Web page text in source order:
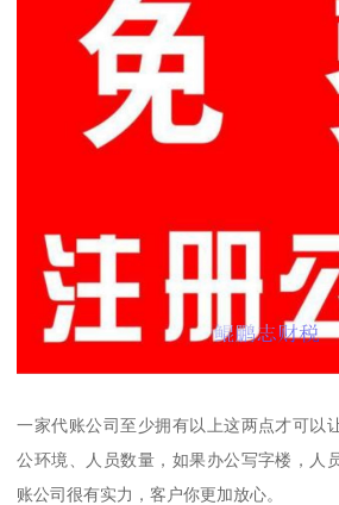
一家代账公司至少拥有以上这两点才可以
公环境、人员数量，如果办公写字楼，人
账公司很有实力，客户你更加放心。